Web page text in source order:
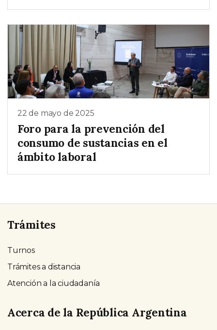
22 de mayo de 2025
Foro para la prevención del
consumo de sustancias en el
ámbito laboral
Trámites
Turnos
Trámites a distancia
Atención a la ciudadanía
Acerca de la República Argentina